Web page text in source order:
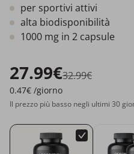
per sportivi attivi
alta biodisponibilità
1000 mg in 2 capsule
27.99€32.99€
0.47€ /giorno
Il prezzo più basso negli ultimi 30